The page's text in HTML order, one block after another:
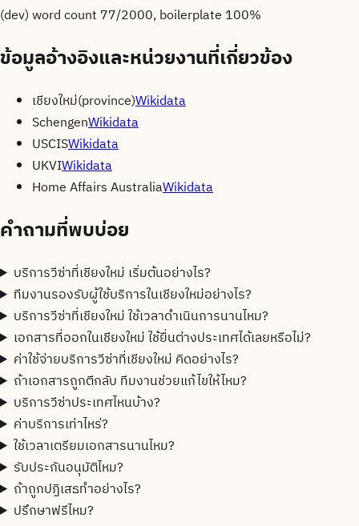
(dev) word count 77/2000, boilerplate 100%
ข้อมูลอ้างอิงและหน่วยงานที่เกี่ยวข้อง
เชียงใหม่(province)Wikidata
SchengenWikidata
USCISWikidata
UKVIWikidata
Home Affairs AustraliaWikidata
คำถามที่พบบ่อย
บริการวีซ่าที่เชียงใหม่ เริ่มต้นอย่างไร?
ทีมงานรองรับผู้ใช้บริการในเชียงใหม่อย่างไร?
บริการวีซ่าที่เชียงใหม่ ใช้เวลาดำเนินการนานไหม?
เอกสารที่ออกในเชียงใหม่ ใช้ยื่นต่างประเทศได้เลยหรือไม่?
ค่าใช้จ่ายบริการวีซ่าที่เชียงใหม่ คิดอย่างไร?
ถ้าเอกสารถูกตีกลับ ทีมงานช่วยแก้ไขให้ไหม?
บริการวีซ่าประเทศไหนบ้าง?
ค่าบริการเท่าไหร่?
ใช้เวลาเตรียมเอกสารนานไหม?
รับประกันอนุมัติไหม?
ถ้าถูกปฏิเสธทำอย่างไร?
ปรึกษาฟรีไหม?